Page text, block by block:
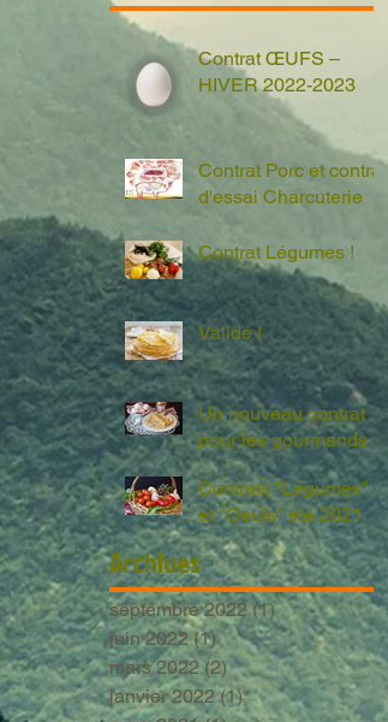
Contrat ŒUFS –
HIVER 2022-2023
Contrat Porc et contrat
d'essai Charcuterie
Contrat Légumes !
Validé !
Un nouveau contrat
pour les gourmands !
Contrats "Légumes"
et "Oeufs" été 2021
Archives
septembre 2022 (1)1 post
juin 2022 (1)1 post
mars 2022 (2)2 posts
janvier 2022 (1)1 post